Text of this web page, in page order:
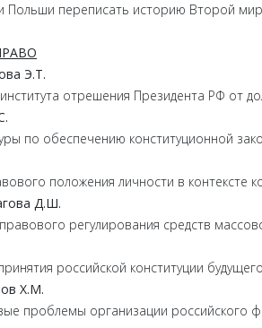
Польши переписать историю Второй
Э.Т.
отрешения Президента РФ от
по обеспечению конституционной
положения личности в контексте
Д.Ш.
регулирования средств
российской конституции будущего
Х.М.
проблемы организации российского